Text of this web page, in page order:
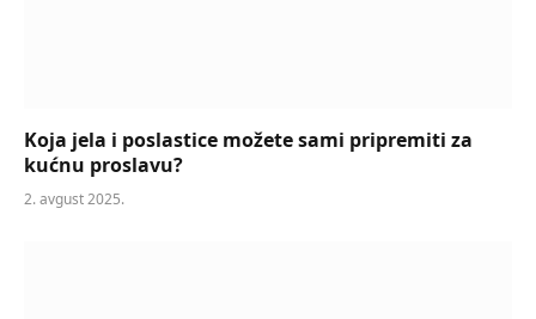
Koja jela i poslastice možete sami pripremiti za
kućnu proslavu?
2. avgust 2025.